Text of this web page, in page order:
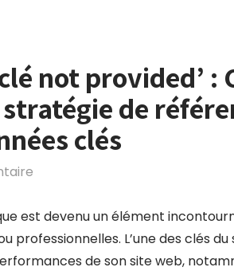
not provided’ :
de
clés
est devenu un élément
professionnelles. L’une des clés
de son site web,